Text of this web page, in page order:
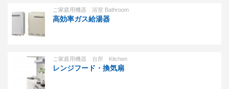
ご家庭用機器 浴室 Bathroom
高効率ガス給湯器
ご家庭用機器 台所 Kitchen
レンジフード・換気扇